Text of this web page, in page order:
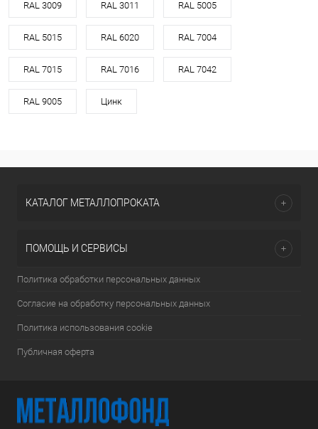
RAL 3009 RAL 3011 RAL 5005
RAL 5015 RAL 6020 RAL 7004
RAL 7015 RAL 7016 RAL 7042
RAL 9005 Цинк
КАТАЛОГ МЕТАЛЛОПРОКАТА
ПОМОЩЬ И СЕРВИСЫ
Политика обработки персональных данных
Согласие на обработку персональных данных
Политика использования cookie
Публичная оферта